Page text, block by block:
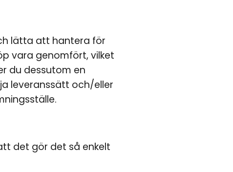
lätta att hantera för
vara genomfört, vilket
du dessutom en
leveranssätt och/eller
det gör det så enkelt